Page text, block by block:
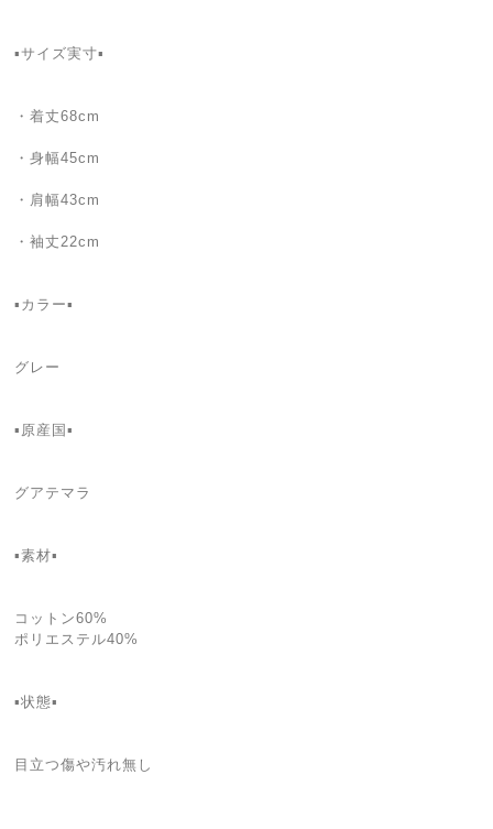
▪️サイズ実寸▪️
・着丈68cm
・身幅45cm
・肩幅43cm
・袖丈22cm
▪️カラー▪️
グレー
▪️原産国▪️
グアテマラ
▪️素材▪️
コットン60%
ポリエステル40%
▪️状態▪️
目立つ傷や汚れ無し